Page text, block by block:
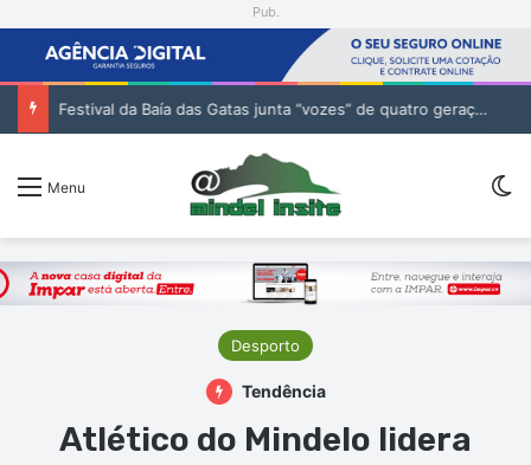
Pub.
Festival da Baía das Gatas junta “vozes” de quatro gerações da música cabo-verdiana na segunda noite
Menu
Desporto
Tendência
Atlético do Mindelo lidera